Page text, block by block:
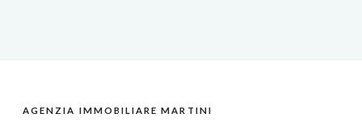
AGENZIA IMMOBILIARE MARTINI